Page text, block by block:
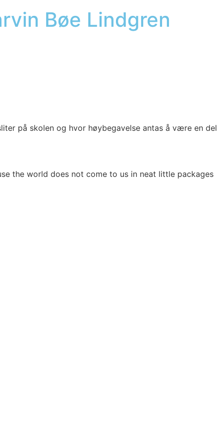
Bøe Lindgren
på sko­len og hvor høy­be­ga­vel­se antas å være en
the world does not come to us in neat litt­le pack­a­ges